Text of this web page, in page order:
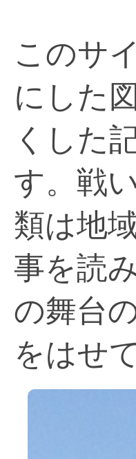
このサ
にした
くした
す。戦
類は地
事を読
の舞台
をはせ